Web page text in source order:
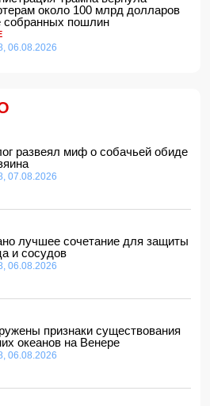
ножом на предпринимательницу
подготовки к возвращению в
к границе Турции
около 100 млрд долларов
собранных пошлин
06.08.2026
развеял миф о собачьей обиде
07.08.2026
лучшее сочетание для защиты
и сосудов
06.08.2026
признаки существования
океанов на Венере
06.08.2026